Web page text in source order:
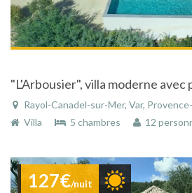
Rayol-Canadel-sur-Mer, Var, Provence-
Villa
5 chambres 12
127€/nuit